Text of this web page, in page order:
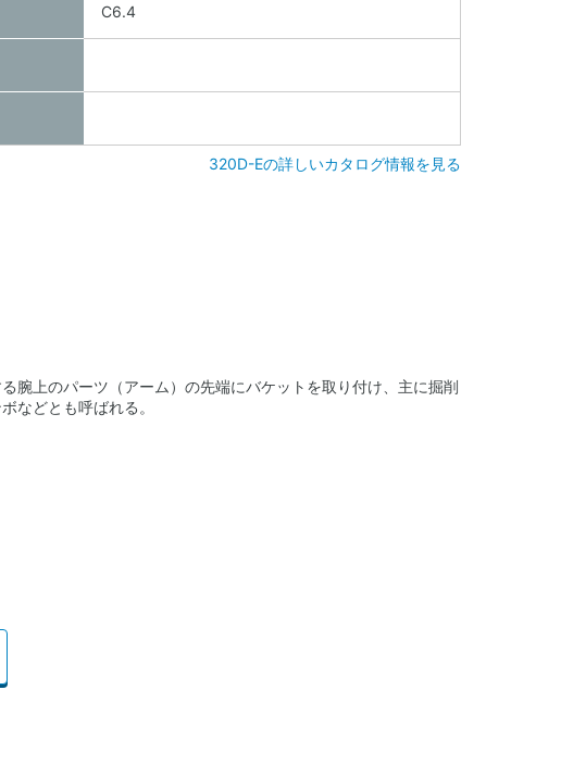
C6.4
320D-Eの詳しいカタログ情報を見る
腕上のパーツ（アーム）の先端にバケットを取り付け、主に掘削
などとも呼ばれる。